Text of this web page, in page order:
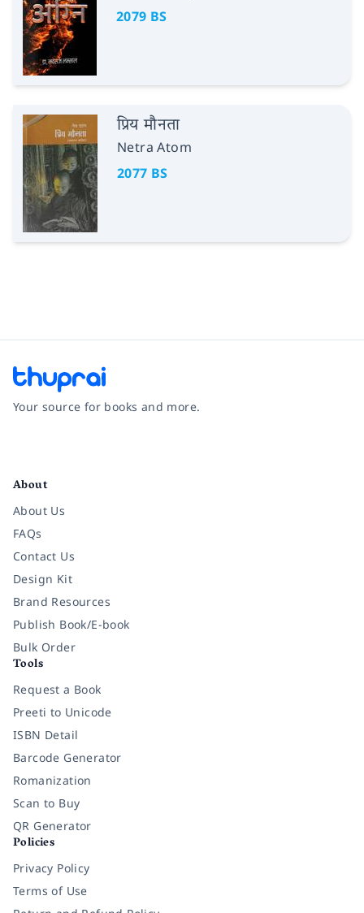
2079 BS
प्रिय मौनता
Netra Atom
2077 BS
Your source for books and more.
About
About Us
FAQs
Contact Us
Design Kit
Brand Resources
Publish Book/E-book
Bulk Order
Tools
Request a Book
Preeti to Unicode
ISBN Detail
Barcode Generator
Romanization
Scan to Buy
QR Generator
Policies
Privacy Policy
Terms of Use